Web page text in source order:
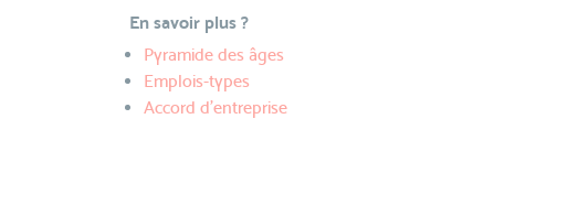
En savoir plus ?
Pyramide des âges
Emplois-types
Accord d'entreprise